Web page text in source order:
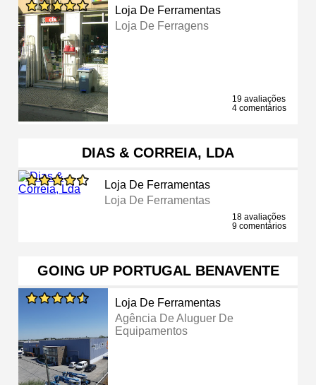
Loja De Ferramentas
Loja De Ferragens
19 avaliações
4 comentários
DIAS & CORREIA, LDA
Loja De Ferramentas
Loja De Ferramentas
18 avaliações
9 comentários
GOING UP PORTUGAL BENAVENTE
Loja De Ferramentas
Agência De Aluguer De
Equipamentos